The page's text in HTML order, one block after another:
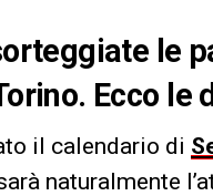
le
Ecco
il calendario di
naturalmente